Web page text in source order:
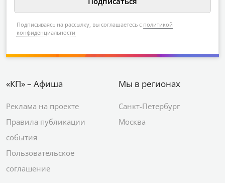
Подписываясь на рассылку, вы соглашаетесь с политикой
конфиденциальности
«КП» – Афиша
Реклама на проекте
Правила публикации
события
Пользовательское
соглашение
Мы в регионах
Санкт-Петербург
Москва